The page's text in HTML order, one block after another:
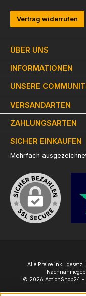
ÜBER UNS
INFORMATIONEN
Vertrag widerrufen
UNSERE
VERSANDARTEN
ZAHLUNGSARTEN
SICHER EINKAUFEN
Mehrfach
Alle Preise inkl.
© 2026 ActionShop24 -